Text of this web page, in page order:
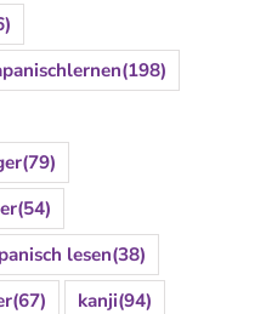
(198)
(79)
(54)
lesen(38)
(67) kanji(94)